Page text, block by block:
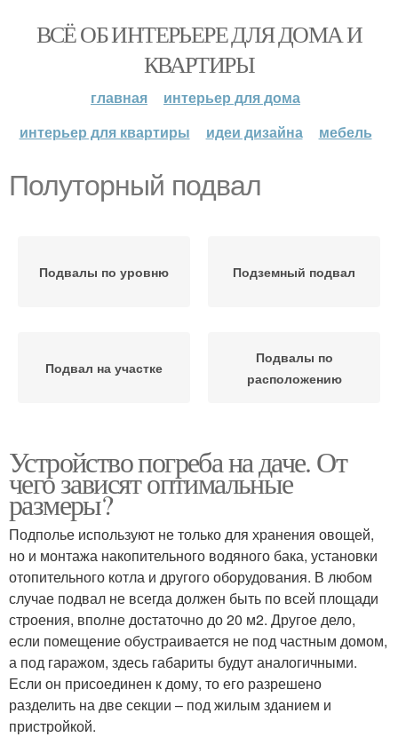
ВСЁ ОБ ИНТЕРЬЕРЕ ДЛЯ ДОМА И
КВАРТИРЫ
главная
интерьер для дома
интерьер для квартиры
идеи дизайна мебель
Полуторный подвал
Подвалы по уровню Подземный подвал
Подвал на участке
Подвалы по
расположению
Устройство погреба на даче. От
чего зависят оптимальные
размеры?
Подполье используют не только для хранения овощей,
но и монтажа накопительного водяного бака, установки
отопительного котла и другого оборудования. В любом
случае подвал не всегда должен быть по всей площади
строения, вполне достаточно до 20 м2. Другое дело,
если помещение обустраивается не под частным домом,
а под гаражом, здесь габариты будут аналогичными.
Если он присоединен к дому, то его разрешено
разделить на две секции – под жилым зданием и
пристройкой.